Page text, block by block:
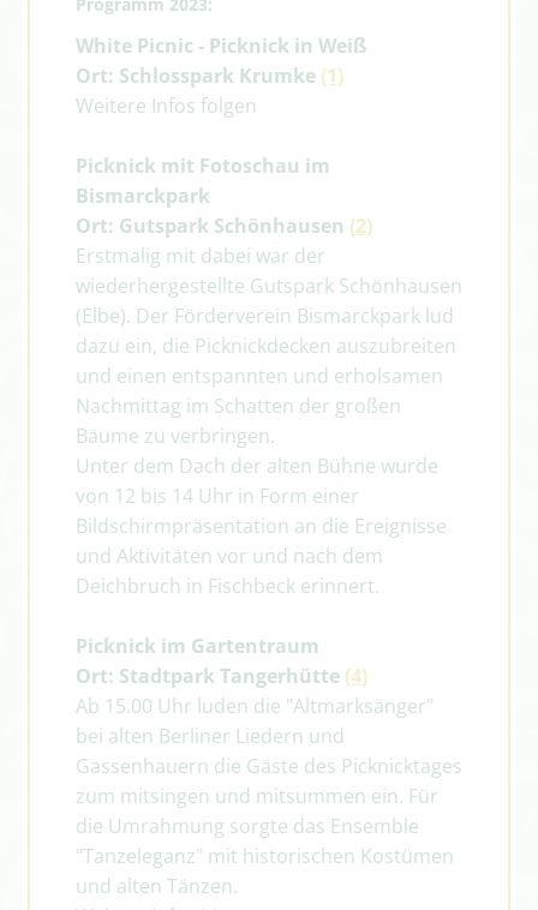
White Picnic - Picknick in Weiß
Ort: Schlosspark Krumke (1)
Weitere Infos folgen
Picknick mit Fotoschau im
Bismarckpark
Ort: Gutspark Schönhausen (2)
Erstmalig mit dabei war der
wiederhergestellte Gutspark Schönhausen
(Elbe). Der Förderverein Bismarckpark lud
dazu ein, die Picknickdecken auszubreiten
und einen entspannten und erholsamen
Nachmittag im Schatten der großen
Bäume zu verbringen.
Unter dem Dach der alten Bühne wurde
von 12 bis 14 Uhr in Form einer
Bildschirmpräsentation an die Ereignisse
und Aktivitäten vor und nach dem
Deichbruch in Fischbeck erinnert.
Picknick im Gartentraum
Ort: Stadtpark Tangerhütte (4)
Ab 15.00 Uhr luden die "Altmarksänger"
bei alten Berliner Liedern und
Gassenhauern die Gäste des Picknicktages
zum mitsingen und mitsummen ein. Für
die Umrahmung sorgte das Ensemble
"Tanzeleganz" mit historischen Kostümen
und alten Tänzen.